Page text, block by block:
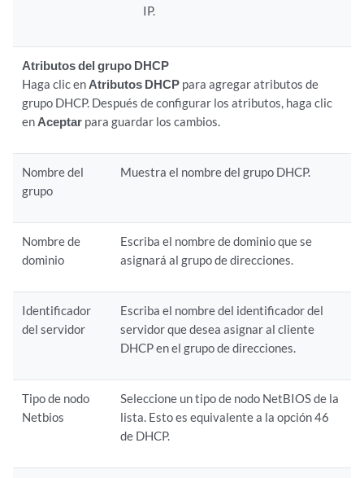
IP.
Atributos del grupo DHCP
Haga clic en Atributos DHCP para agregar atributos de
grupo DHCP. Después de configurar los atributos, haga clic
en Aceptar para guardar los cambios.
Nombre del
grupo
Muestra el nombre del grupo DHCP.
Nombre de
dominio
Escriba el nombre de dominio que se
asignará al grupo de direcciones.
Identificador
del servidor
Escriba el nombre del identificador del
servidor que desea asignar al cliente
DHCP en el grupo de direcciones.
Tipo de nodo
Netbios
Seleccione un tipo de nodo NetBIOS de la
lista. Esto es equivalente a la opción 46
de DHCP.